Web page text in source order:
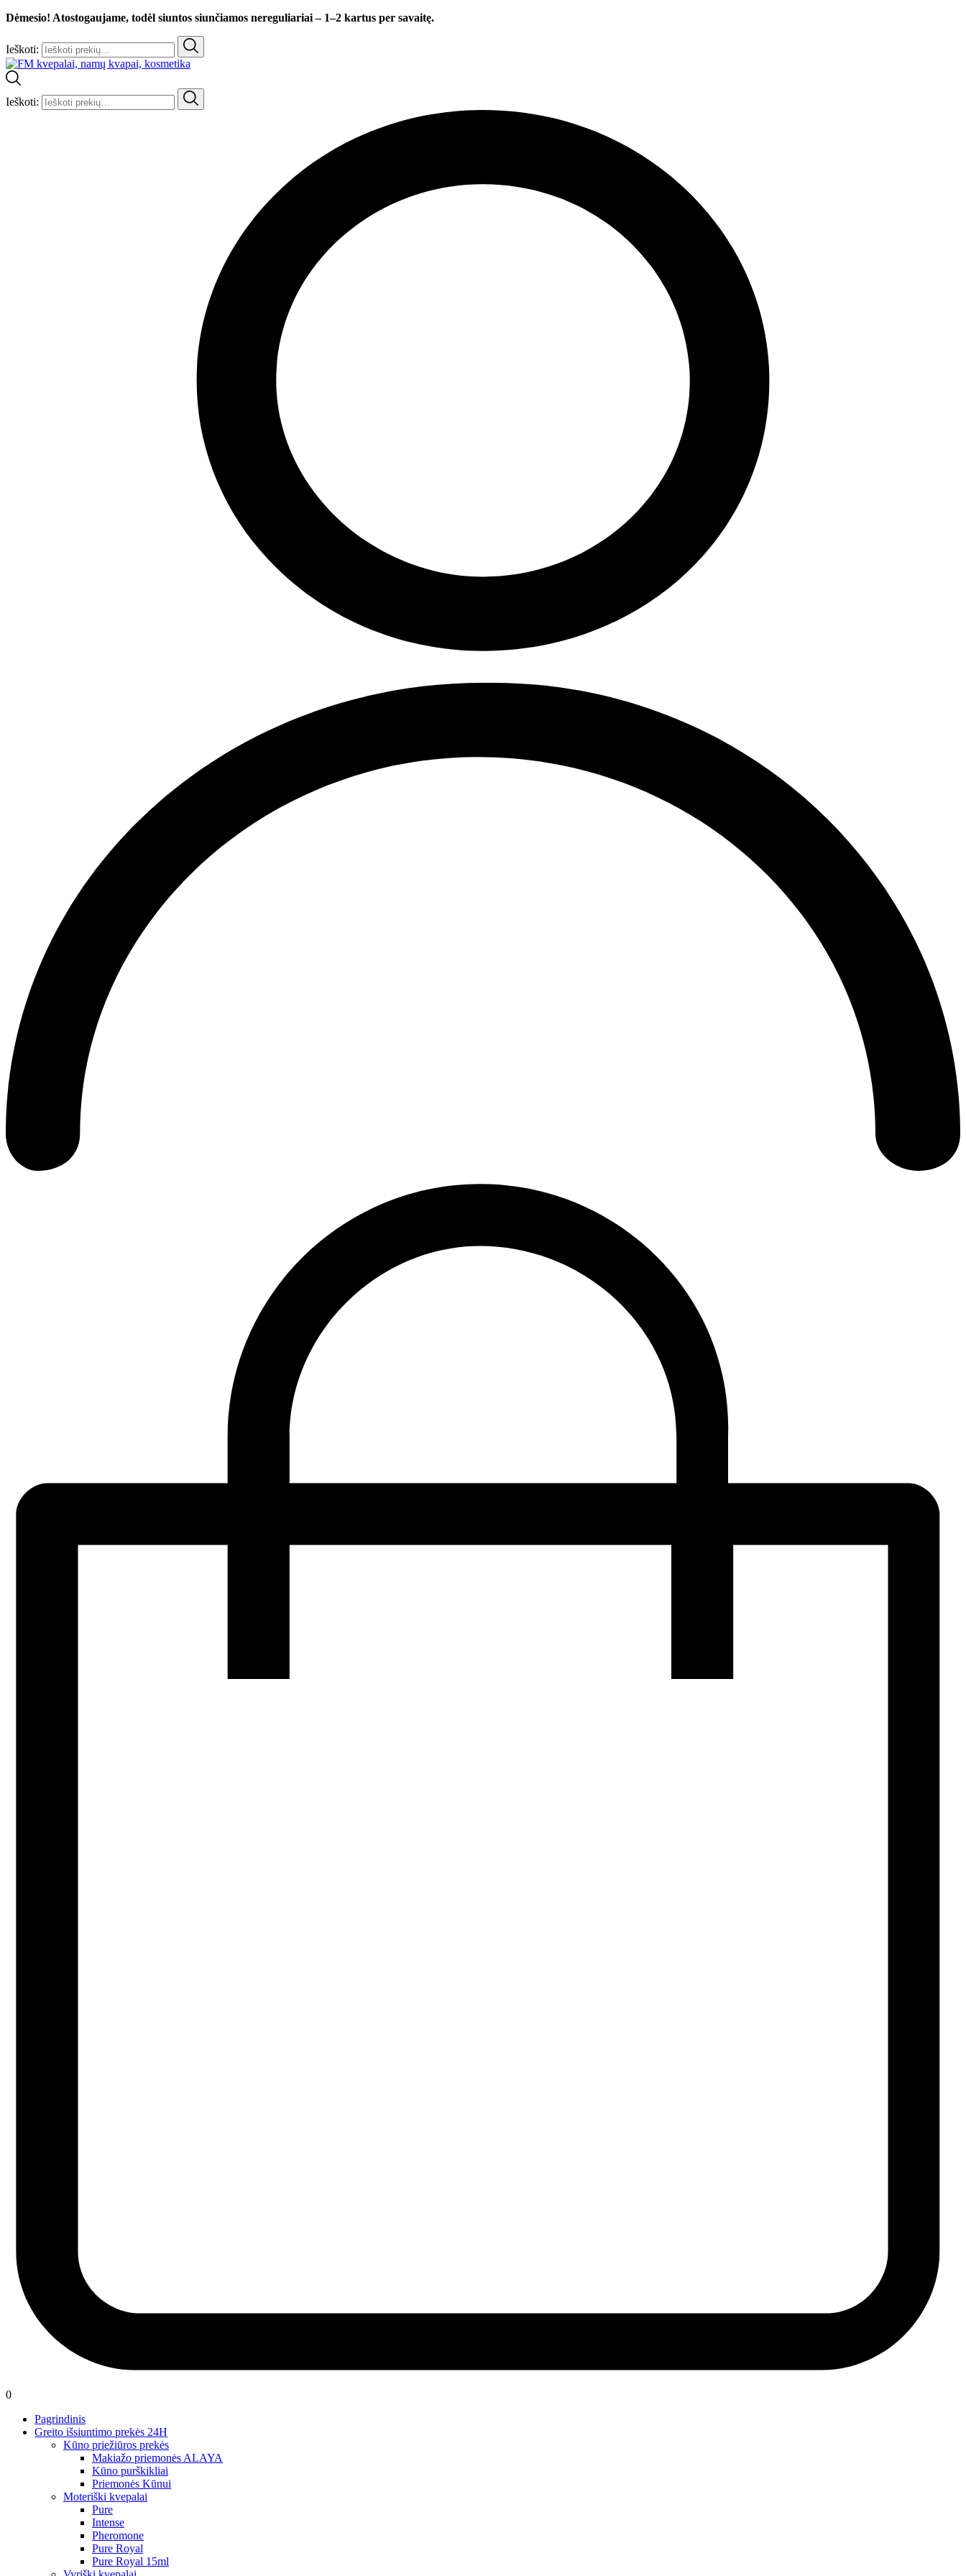
Dėmesio! Atostogaujame, todėl siuntos siunčiamos nereguliariai – 1–2 kartus per savaitę.
Ieškoti:
Ieškoti:
0
Pagrindinis
Greito išsiuntimo prekės 24H
Kūno priežiūros prekės
Makiažo priemonės ALAYA
Kūno purškikliai
Priemonės Kūnui
Moteriški kvepalai
Pure
Intense
Pheromone
Pure Royal
Pure Royal 15ml